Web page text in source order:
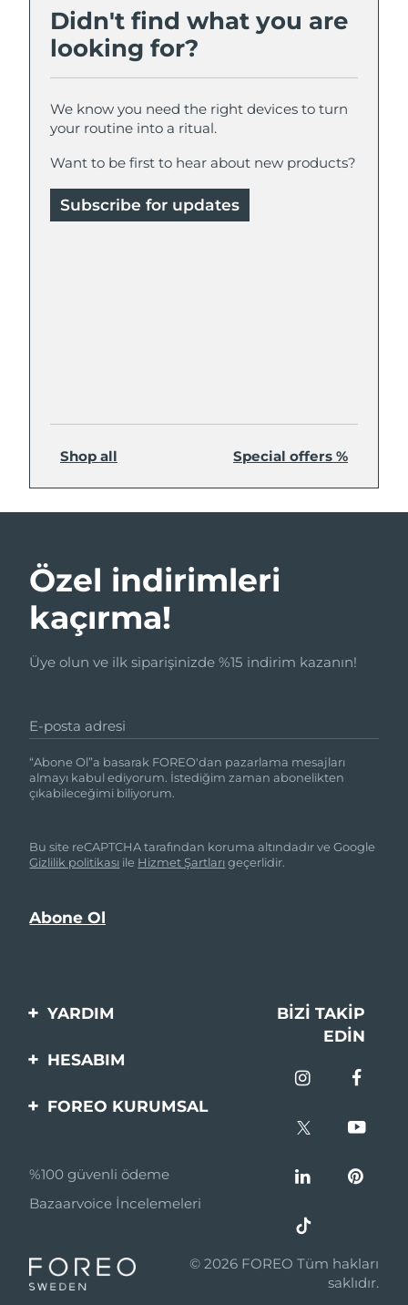
Didn't find what you are
looking for?
We know you need the right devices to turn
your routine into a ritual.
Want to be first to hear about new products?
Subscribe for updates
Shop all Special offers %
Özel indirimleri
kaçırma!
Üye olun ve ilk siparişinizde %15 indirim kazanın!
E-posta adresi
“Abone Ol”a basarak FOREO'dan pazarlama mesajları
almayı kabul ediyorum. İstediğim zaman abonelikten
çıkabileceğimi biliyorum.
Bu site reCAPTCHA tarafından koruma altındadır ve Google
Gizlilik politikası ile Hizmet Şartlarıgeçerlidir.
YARDIM
Bi̇zi̇mle İleti̇şi̇me Geçi̇n
BIZI TAKIP
EDIN
HESABIM
Ürün Kaydı
FOREO KURUMSAL
Ortaklik Programi
Ortaklık haberleri
Perakende Satış
%100 güvenli ödeme
Bazaarvoice İncelemeleri
© 2026 FOREO Tüm hakları
saklıdır.